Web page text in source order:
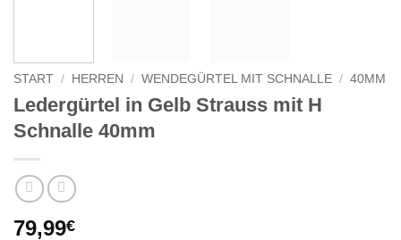
START / HERREN / WENDEGÜRTEL MIT SCHNALLE / 40MM
Ledergürtel in Gelb Strauss mit H
Schnalle 40mm
79,99€